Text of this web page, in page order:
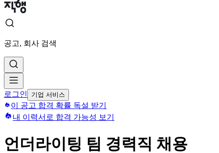
공고, 회사 검색
로그인 기업 서비스
이 공고 합격 확률 독설 받기
내 이력서로 합격 가능성 보기
언더라이팅 팀 경력직 채용